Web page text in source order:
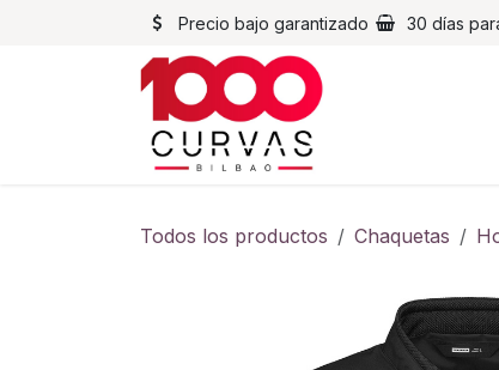
Precio bajo garantizado 30 días
Todos los productos Chaquetas